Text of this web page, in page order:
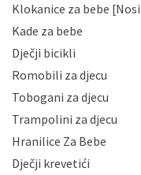
Hrvatske, a
sigurnosnih
neovlaštenog
gubitka ili
korisnika i
Vaših osobnih
priopćavanje
zaposlenicima
slučajevima koji
da možete u
Klokanice za bebe
Kade za bebe
Dječji bicikli
Romobili za djecu
Tobogani za djecu
Trampolini za djecu
Hranilice Za Bebe
Dječji krevetići